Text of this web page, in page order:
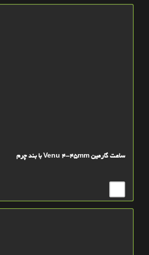
ساعت گارمین Venu 4-45mm با بند چرم